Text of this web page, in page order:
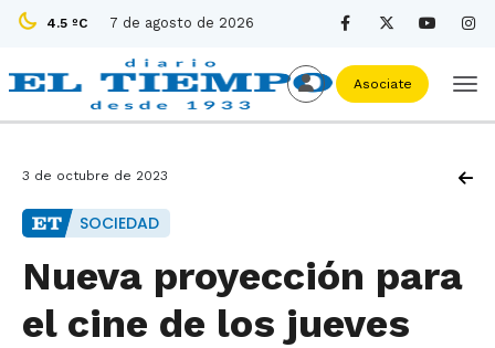
4.5 ºC 7 de agosto de 2026
Asociate
3 de octubre de 2023
SOCIEDAD
Nueva proyección para
el cine de los jueves